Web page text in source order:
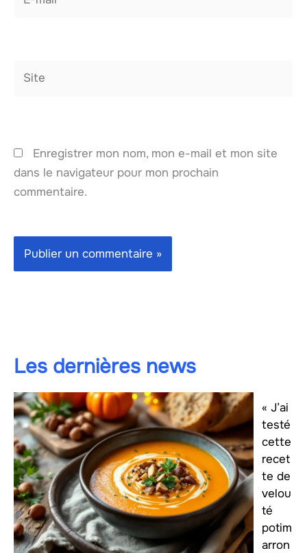
mail*
Enregistrer mon nom, mon e-mail et mon site
dans le navigateur pour mon prochain
commentaire.
Les dernières news
« J’ai
testé
cette
recet
te de
velou
té
potim
arron